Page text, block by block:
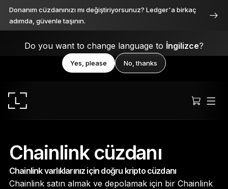
Donanım cüzdanınızı mı değiştiriyorsunuz? Ledger'a birkaç
adımda, güvenle taşının.
Do you want to change language to İngilizce?
Yes, please No, thanks
Ledger Stax
Chainlink cüzdanı
Chainlink varlıklarınız için doğru kripto cüzdanı
Chainlink satın almak ve depolamak için bir Chainlink